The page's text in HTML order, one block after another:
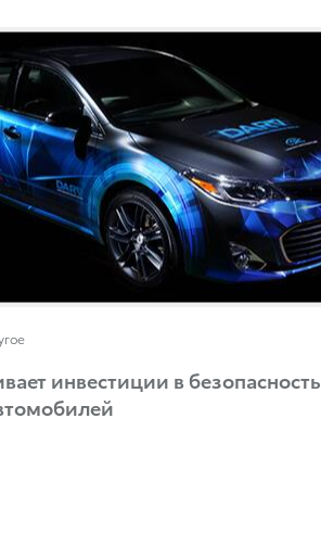
инвестиции в безопасность